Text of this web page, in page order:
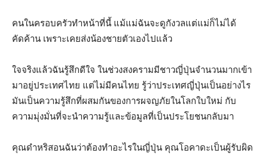
คนในครอบครัวทำหน้าที่นี้ แม้แม่ฉันจะดูกังวลแต่แม่ก็ไม่ได้
คัดค้าน เพราะเคยส่งน้องชายตัวเองไปแล้ว
ใจจริงแล้วฉันรู้สึกดีใจ ในช่วงสงครามมีชาวญี่ปุ่นจํานวนมากเข้า
มาอยู่ประเทศไทย แต่ไม่มีคนไทย รู้ว่าประเทศญี่ปุ่นเป็นอย่างไร
มันเป็นความรู้สึกที่ผสมกันของการผจญภัยในโลกใบใหม่ กับ
ความมุ่งมั่นที่จะนำความรู้และข้อมูลที่เป็นประโยชนกลับมา
คุณดำหริสอนฉันว่าต้องทำอะไรในญี่ปุ่น คุณโอคาดะเป็นผู้รับผิด